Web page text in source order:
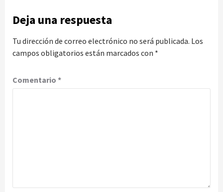
Deja una respuesta
Tu dirección de correo electrónico no será publicada. Los
campos obligatorios están marcados con *
Comentario *